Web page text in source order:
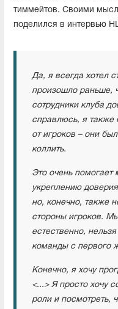
тиммейтов. Своими
поделился в интервью
Да, я всегда хотел
произошло раньше,
сотрудники клуба
справлюсь, я также
от игроков – они
коллить.
Это очень помогает
укреплению
но, конечно, также
стороны игроков.
естественно,
команды с первого
Конечно, я хочу
<...> Я просто хочу
роли и посмотреть,